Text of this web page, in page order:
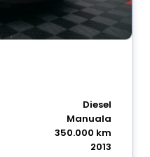
Diesel
Manuala
350.000 km
2013